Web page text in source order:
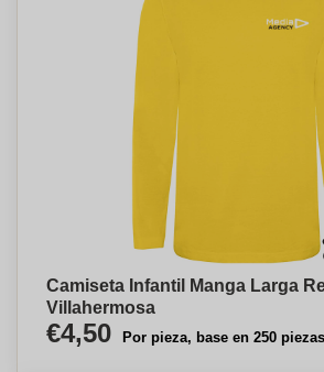
Camiseta Infantil Manga Larga
Villahermosa
€4,50 Por pieza, base en 250 piezas